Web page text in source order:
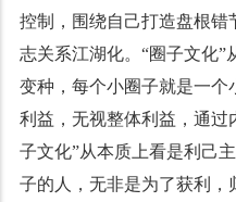
控制，围绕自己打造盘根错
志关系江湖化。“圈子文化”
变种，每个小圈子就是一个
利益，无视整体利益，通过
子文化”从本质上看是利己
子的人，无非是为了获利，